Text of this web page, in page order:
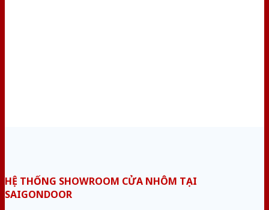
HỆ THỐNG SHOWROOM CỬA NHÔM TẠI
SAIGONDOOR